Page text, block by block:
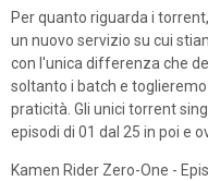
Per quanto riguarda i
un nuovo servizio su cui
con l'unica differenza che
soltanto i batch e
praticità. Gli unici torrent
episodi di 01 dal 25 in poi e
Kamen Rider Zero-One -